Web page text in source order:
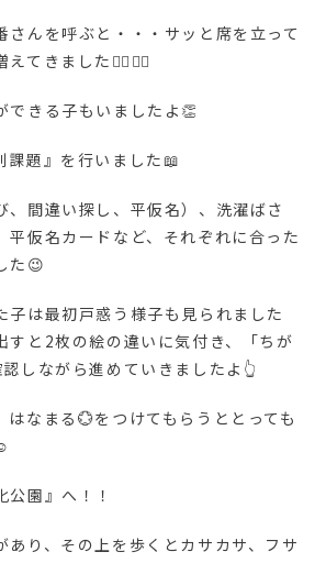
さんを呼ぶと・・・サッと席を立って
てきました🧍‍♂️🧍‍♀️
できる子もいましたよ👏
課題』を行いました📖
、間違い探し、平仮名）、洗濯ばさ
平仮名カードなど、それぞれに合った
た😉
子は最初戸惑う様子も見られました
すと2枚の絵の違いに気付き、「ちが
しながら進めていきましたよ👆
はなまる💮をつけてもらうととっても
園』へ！！
あり、その上を歩くとカサカサ、フサ